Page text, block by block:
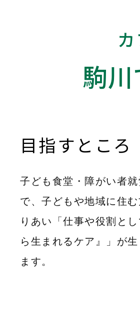
駒川
目指すところ
子ども食堂・障がい者
で、子どもや地域に住
りあい「仕事や役割と
ら生まれるケア』」が
ます。